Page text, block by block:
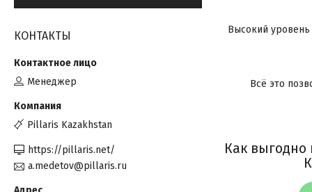
Высокий
Всё это
Как выгодно
КОНТАКТЫ
Менеджер
Pillaris Kazakhstan
https://pillaris.net/
a.medetov@pillaris.ru